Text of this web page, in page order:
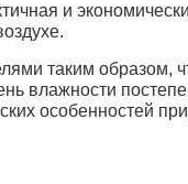
и
таким образом,
влажности
особенностей